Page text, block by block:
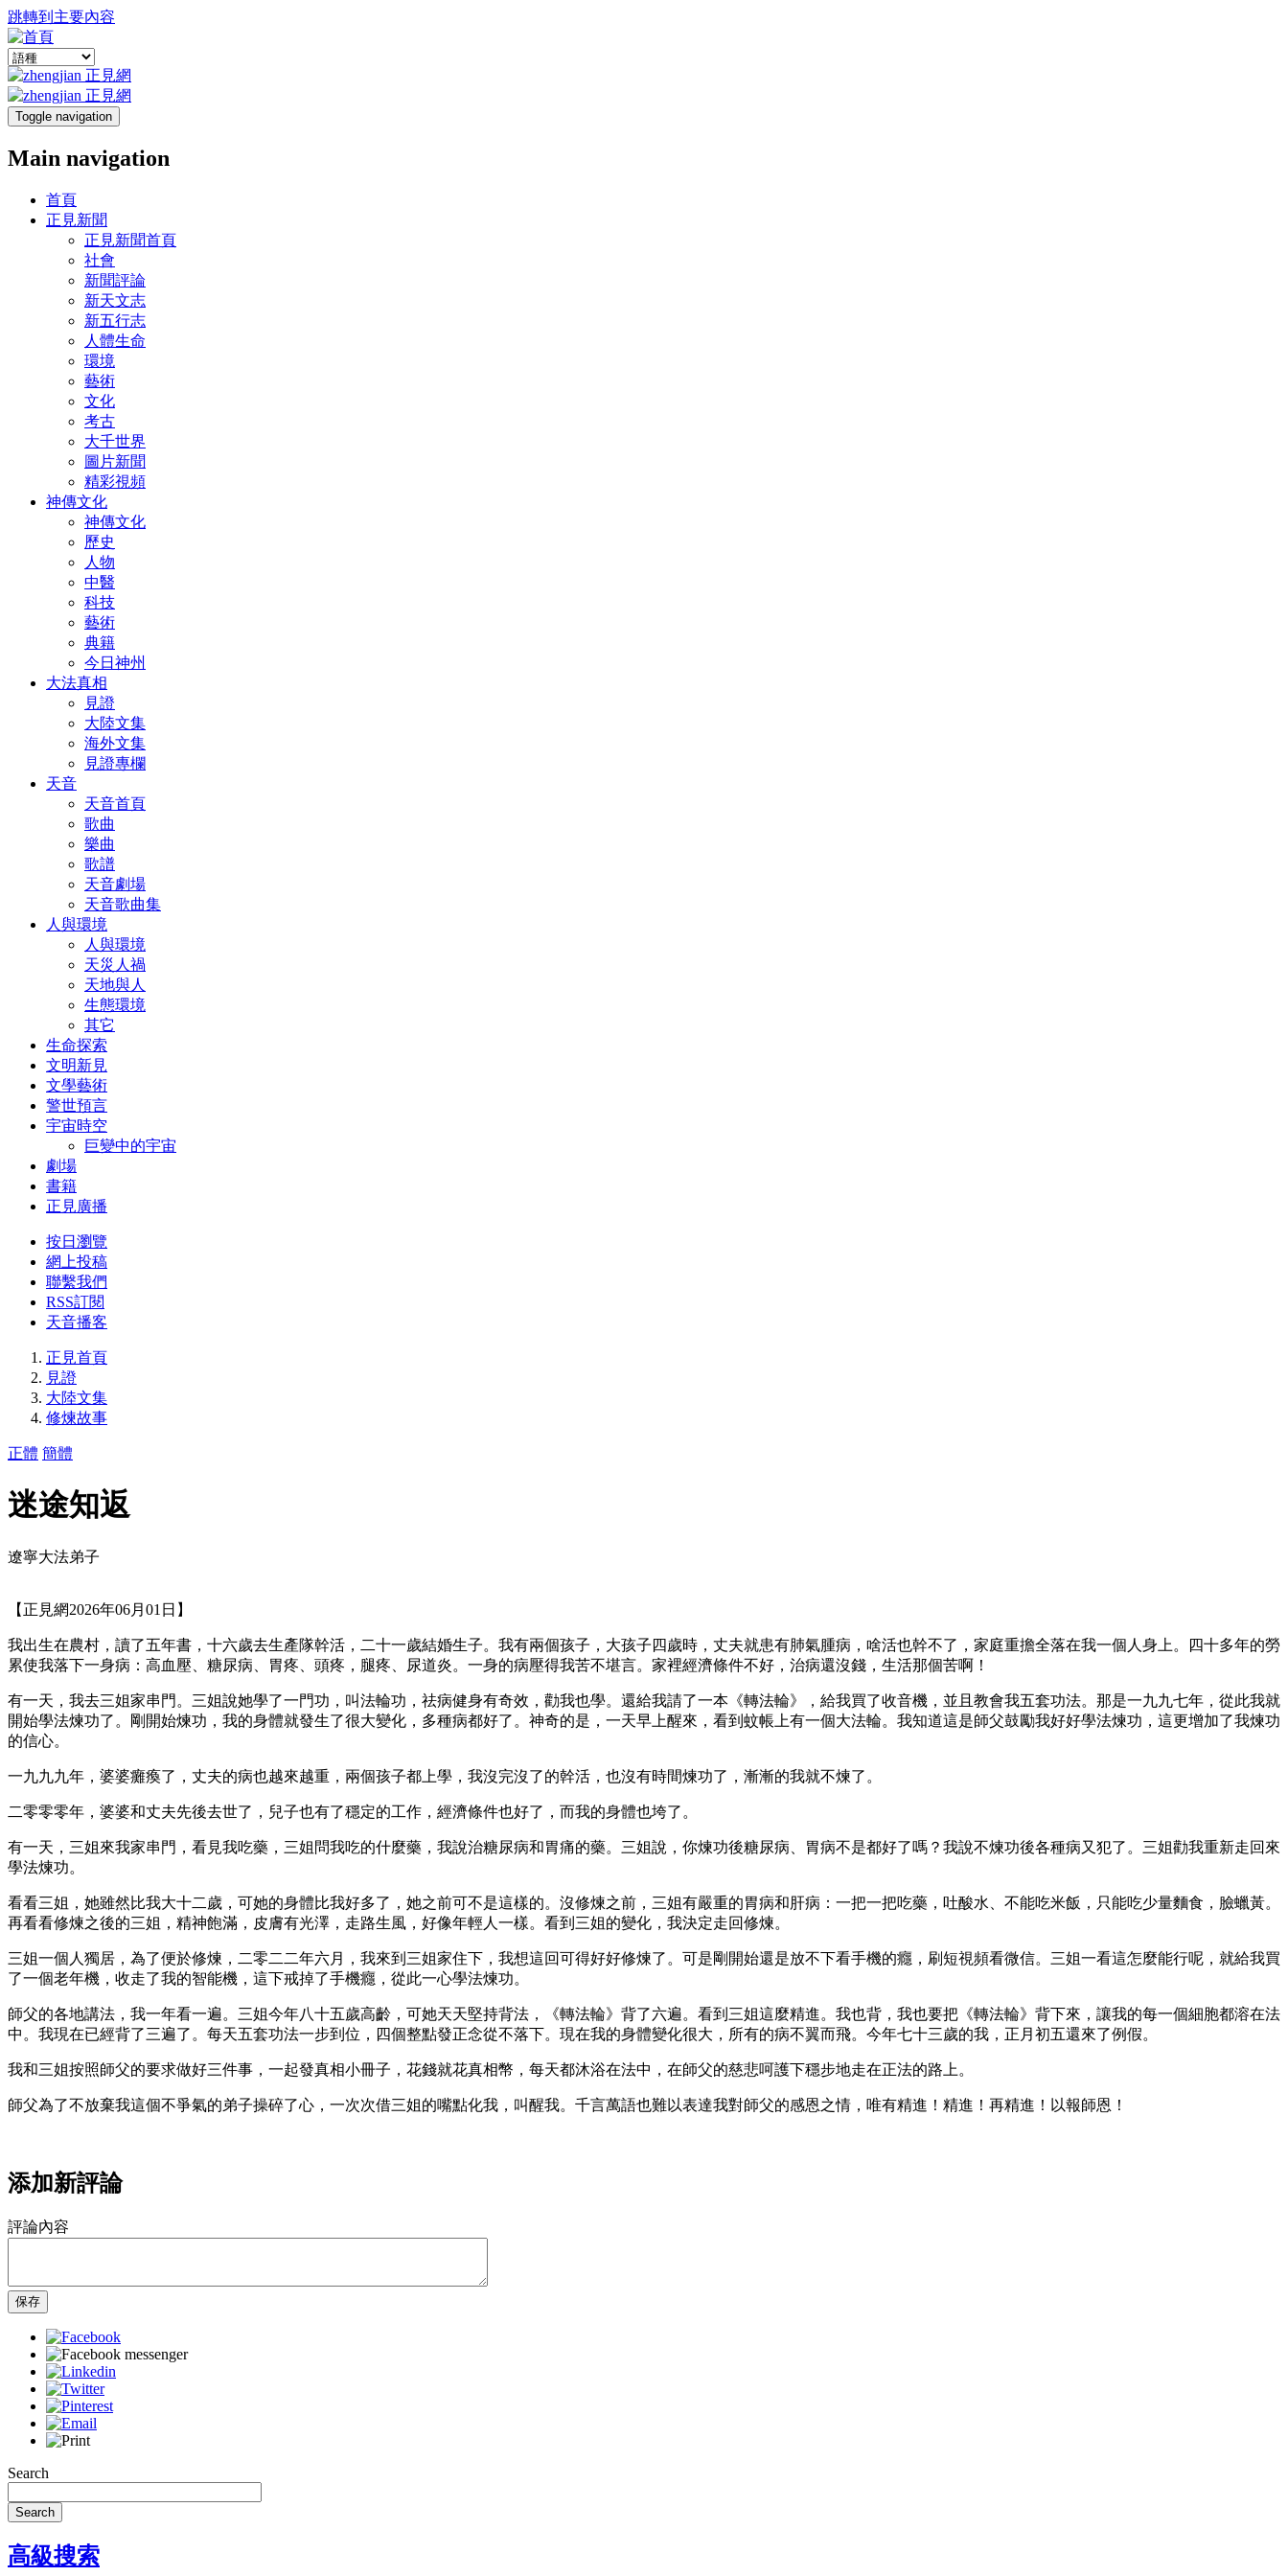
跳轉到主要內容
Toggle navigation
Main navigation
首頁
正見新聞
正見新聞首頁
社會
新聞評論
新天文志
新五行志
人體生命
環境
藝術
文化
考古
大千世界
圖片新聞
精彩視頻
神傳文化
神傳文化
歷史
人物
中醫
科技
藝術
典籍
今日神州
大法真相
見證
大陸文集
海外文集
見證專欄
天音
天音首頁
歌曲
樂曲
歌譜
天音劇場
天音歌曲集
人與環境
人與環境
天災人禍
天地與人
生態環境
其它
生命探索
文明新見
文學藝術
警世預言
宇宙時空
巨變中的宇宙
劇場
書籍
正見廣播
按日瀏覽
網上投稿
聯繫我們
RSS訂閱
天音播客
正見首頁
見證
大陸文集
修煉故事
正體 簡體
迷途知返
遼寧大法弟子
【正見網2026年06月01日】
我出生在農村，讀了五年書，十六歲去生產隊幹活，二十一歲結婚生子。我有兩個孩子，大孩子四歲時，丈夫就患有肺氣腫病，啥活也幹不了，家庭重擔全落在我一個人身上。四十多年的勞
累使我落下一身病：高血壓、糖尿病、胃疼、頭疼，腿疼、尿道炎。一身的病壓得我苦不堪言。家裡經濟條件不好，治病還沒錢，生活那個苦啊！
有一天，我去三姐家串門。三姐說她學了一門功，叫法輪功，祛病健身有奇效，勸我也學。還給我請了一本《轉法輪》，給我買了收音機，並且教會我五套功法。那是一九九七年，從此我就
開始學法煉功了。剛開始煉功，我的身體就發生了很大變化，多種病都好了。神奇的是，一天早上醒來，看到蚊帳上有一個大法輪。我知道這是師父鼓勵我好好學法煉功，這更增加了我煉功
的信心。
一九九九年，婆婆癱瘓了，丈夫的病也越來越重，兩個孩子都上學，我沒完沒了的幹活，也沒有時間煉功了，漸漸的我就不煉了。
二零零零年，婆婆和丈夫先後去世了，兒子也有了穩定的工作，經濟條件也好了，而我的身體也垮了。
有一天，三姐來我家串門，看見我吃藥，三姐問我吃的什麼藥，我說治糖尿病和胃痛的藥。三姐說，你煉功後糖尿病、胃病不是都好了嗎？我說不煉功後各種病又犯了。三姐勸我重新走回來
學法煉功。
看看三姐，她雖然比我大十二歲，可她的身體比我好多了，她之前可不是這樣的。沒修煉之前，三姐有嚴重的胃病和肝病：一把一把吃藥，吐酸水、不能吃米飯，只能吃少量麵食，臉蠟黃。
再看看修煉之後的三姐，精神飽滿，皮膚有光澤，走路生風，好像年輕人一樣。看到三姐的變化，我決定走回修煉。
三姐一個人獨居，為了便於修煉，二零二二年六月，我來到三姐家住下，我想這回可得好好修煉了。可是剛開始還是放不下看手機的癮，刷短視頻看微信。三姐一看這怎麼能行呢，就給我買
了一個老年機，收走了我的智能機，這下戒掉了手機癮，從此一心學法煉功。
師父的各地講法，我一年看一遍。三姐今年八十五歲高齡，可她天天堅持背法，《轉法輪》背了六遍。看到三姐這麼精進。我也背，我也要把《轉法輪》背下來，讓我的每一個細胞都溶在法
中。我現在已經背了三遍了。每天五套功法一步到位，四個整點發正念從不落下。現在我的身體變化很大，所有的病不翼而飛。今年七十三歲的我，正月初五還來了例假。
我和三姐按照師父的要求做好三件事，一起發真相小冊子，花錢就花真相幣，每天都沐浴在法中，在師父的慈悲呵護下穩步地走在正法的路上。
師父為了不放棄我這個不爭氣的弟子操碎了心，一次次借三姐的嘴點化我，叫醒我。千言萬語也難以表達我對師父的感恩之情，唯有精進！精進！再精進！以報師恩！
添加新評論
評論內容
保存
Search
Search
高級搜索